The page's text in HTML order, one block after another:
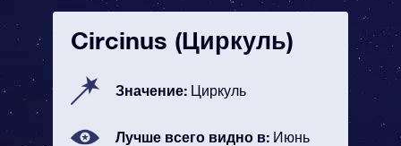
Circinus (Циркуль)
Значение: Циркуль
Лучше всего видно в: Июнь